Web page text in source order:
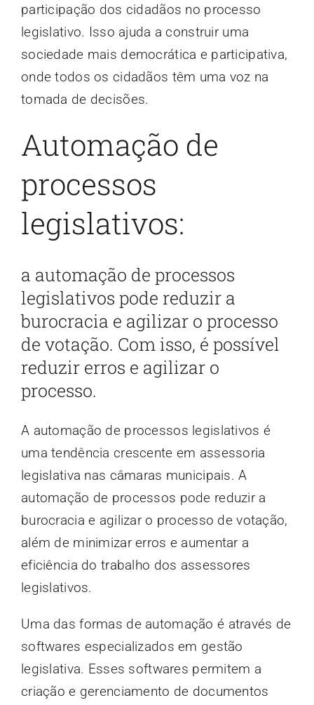
participação dos cidadãos no processo
legislativo. Isso ajuda a construir uma
sociedade mais democrática e participativa,
onde todos os cidadãos têm uma voz na
tomada de decisões.
Automação de
processos
legislativos:
a automação de processos
legislativos pode reduzir a
burocracia e agilizar o processo
de votação. Com isso, é possível
reduzir erros e agilizar o
processo.
A automação de processos legislativos é
uma tendência crescente em assessoria
legislativa nas câmaras municipais. A
automação de processos pode reduzir a
burocracia e agilizar o processo de votação,
além de minimizar erros e aumentar a
eficiência do trabalho dos assessores
legislativos.
Uma das formas de automação é através de
softwares especializados em gestão
legislativa. Esses softwares permitem a
criação e gerenciamento de documentos